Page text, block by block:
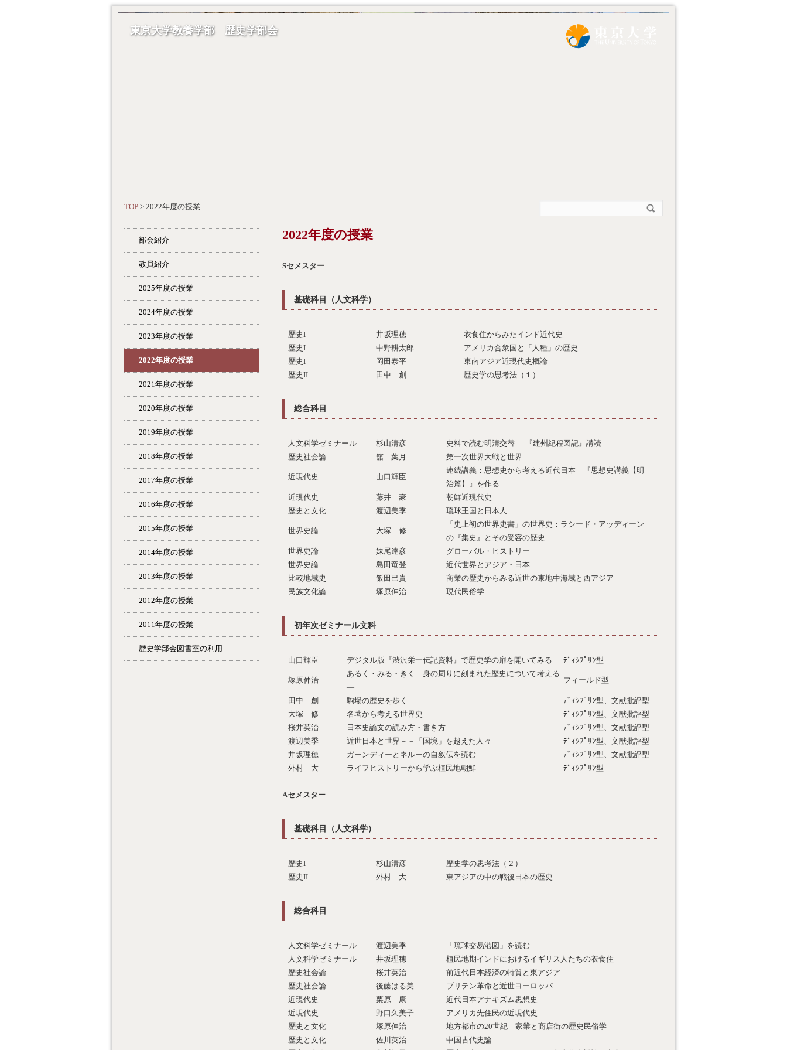
東京大学教養学部 歴史学部会
TOP > 2022年度の授業
部会紹介
教員紹介
2025年度の授業
2024年度の授業
2023年度の授業
2022年度の授業
2021年度の授業
2020年度の授業
2019年度の授業
2018年度の授業
2017年度の授業
2016年度の授業
2015年度の授業
2014年度の授業
2013年度の授業
2012年度の授業
2011年度の授業
歴史学部会図書室の利用
2022年度の授業
Sセメスター
基礎科目（人文科学）
歴史I 井坂理穂
衣食住からみたインド近代史
歴史I
中野耕太郎
アメリカ合衆国と「人種」の歴史
歴史I
岡田泰平
東南アジア近現代史概論
歴史II
田中 創 歴史学の思考法（１）
総合科目
人文科学ゼミナール 杉山清彦
史料で読む明清交替──『建州紀程図記』講読
歴史社会論
舘 葉月 第一次世界大戦と世界
近現代史 山口輝臣
連続講義：思想史から考える近代日本 『思想史講義【明
治篇】』を作る
近現代史
藤井 豪
朝鮮近現代史
歴史と文化
渡辺美季 琉球王国と日本人
世界史論 大塚 修
「史上初の世界史書」の世界史：ラシード・アッディーン
の『集史』とその受容の歴史
世界史論
妹尾達彦
グローバル・ヒストリー
世界史論
島田竜登
近代世界とアジア・日本
比較地域史
飯田巳貴
商業の歴史からみる近世の東地中海域と西アジア
民族文化論
塚原伸治 現代民俗学
初年次ゼミナール文科
山口輝臣 デジタル版『渋沢栄一伝記資料』で歴史学の扉を開いてみる ﾃﾞｨｼﾌﾟﾘﾝ型
塚原伸治
あるく・みる・きく—身の周りに刻まれた歴史について考える
—
フィールド型
田中 創 駒場の歴史を歩く
ﾃﾞｨｼﾌﾟﾘﾝ型、文献批評型
大塚 修
名著から考える世界史
ﾃﾞｨｼﾌﾟﾘﾝ型、文献批評型
桜井英治
日本史論文の読み方・書き方
ﾃﾞｨｼﾌﾟﾘﾝ型、文献批評型
渡辺美季
近世日本と世界－－「国境」を越えた人々
ﾃﾞｨｼﾌﾟﾘﾝ型、文献批評型
井坂理穂
ガーンディーとネルーの自叙伝を読む
ﾃﾞｨｼﾌﾟﾘﾝ型、文献批評型
外村 大
ライフヒストリーから学ぶ植民地朝鮮 ﾃﾞｨｼﾌﾟﾘﾝ型
Aセメスター
基礎科目（人文科学）
歴史I 杉山清彦
歴史学の思考法（２）
歴史II
外村 大 東アジアの中の戦後日本の歴史
総合科目
人文科学ゼミナール 渡辺美季
「琉球交易港図」を読む
人文科学ゼミナール
井坂理穂
植民地期インドにおけるイギリス人たちの衣食住
歴史社会論
桜井英治
前近代日本経済の特質と東アジア
歴史社会論
後藤はる美
ブリテン革命と近世ヨーロッパ
近現代史
栗原 康
近代日本アナキズム思想史
近現代史
野口久美子
アメリカ先住民の近現代史
歴史と文化
塚原伸治
地方都市の20世紀—家業と商店街の歴史民俗学—
歴史と文化
佐川英治
中国古代史論